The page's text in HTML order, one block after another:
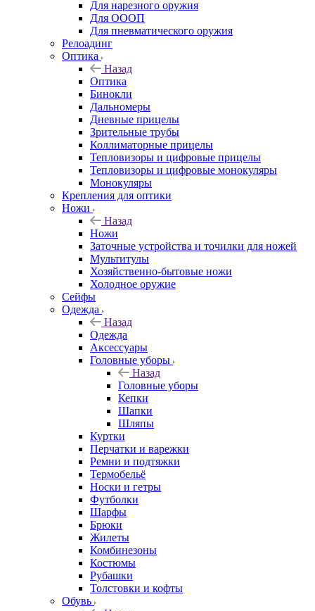
Для нарезного оружия
Для ОООП
Для пневматического оружия
Релоадинг
Оптика
Назад
Оптика
Бинокли
Дальномеры
Дневные прицелы
Зрительные трубы
Коллиматорные прицелы
Тепловизоры и цифровые прицелы
Тепловизоры и цифровые монокуляры
Монокуляры
Крепления для оптики
Ножи
Назад
Ножи
Заточные устройства и точилки для ножей
Мультитулы
Хозяйственно-бытовые ножи
Холодное оружие
Сейфы
Одежда
Назад
Одежда
Аксессуары
Головные уборы
Назад
Головные уборы
Кепки
Шапки
Шляпы
Куртки
Перчатки и варежки
Ремни и подтяжки
Термобельё
Носки и гетры
Футболки
Шарфы
Брюки
Жилеты
Комбинезоны
Костюмы
Рубашки
Толстовки и кофты
Обувь